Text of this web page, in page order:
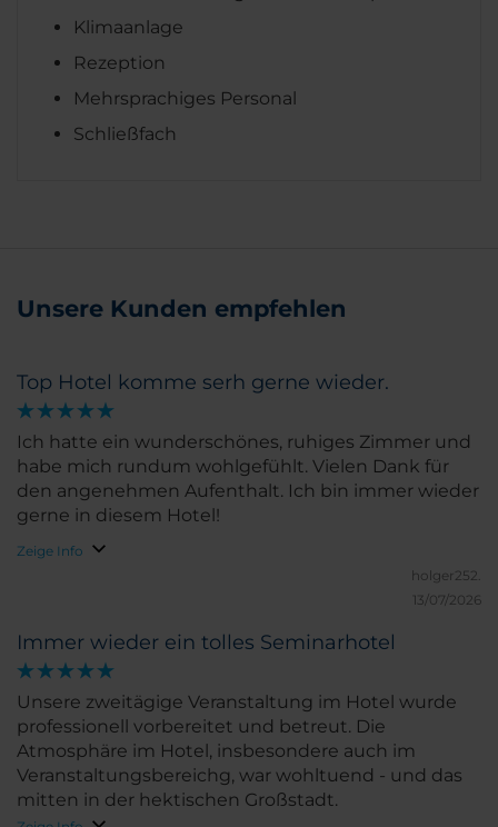
Klimaanlage
Rezeption
Mehrsprachiges Personal
Schließfach
Unsere Kunden empfehlen
Top Hotel komme serh gerne wieder.
Ich hatte ein wunderschönes, ruhiges Zimmer und
habe mich rundum wohlgefühlt. Vielen Dank für
den angenehmen Aufenthalt. Ich bin immer wieder
gerne in diesem Hotel!
Zeige Info
holger252.
13/07/2026
Immer wieder ein tolles Seminarhotel
Unsere zweitägige Veranstaltung im Hotel wurde
professionell vorbereitet und betreut. Die
Atmosphäre im Hotel, insbesondere auch im
Veranstaltungsbereichg, war wohltuend - und das
mitten in der hektischen Großstadt.